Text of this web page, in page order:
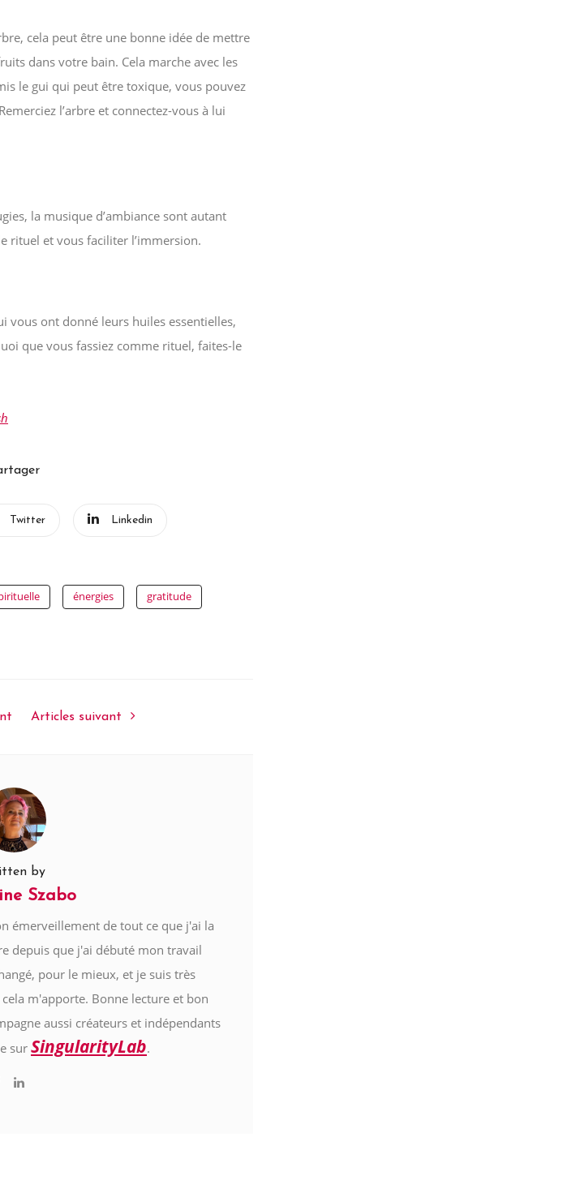
cela peut être une bonne idée de mettre
dans votre bain. Cela marche avec les
le gui qui peut être toxique, vous pouvez
l’arbre et connectez-vous à lui
la musique d’ambiance sont autant
rituel et vous faciliter l’immersion.
vous ont donné leurs huiles essentielles,
que vous fassiez comme rituel, faites-le
Twitter Linkedin
énergies gratitude
Articles suivant
by
Szabo
émerveillement de tout ce que j'ai la
depuis que j'ai débuté mon travail
pour le mieux, et je suis très
m'apporte. Bonne lecture et bon
aussi créateurs et indépendants
sur SingularityLab.